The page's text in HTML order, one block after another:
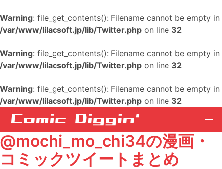
Warning: file_get_contents(): Filename cannot be empty in
/var/www/lilacsoft.jp/lib/Twitter.php on line 32
Warning: file_get_contents(): Filename cannot be empty in
/var/www/lilacsoft.jp/lib/Twitter.php on line 32
Warning: file_get_contents(): Filename cannot be empty in
/var/www/lilacsoft.jp/lib/Twitter.php on line 32
@mochi_mo_chi34の漫画・
コミックツイートまとめ